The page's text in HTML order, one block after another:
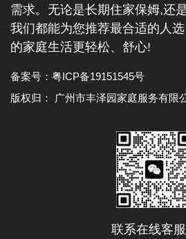
需求。无论是长期住家保姆,还
我们都能为您推荐最合适的人
的家庭生活更轻松、舒心!
备案号： 粤ICP备19151545号
版权归： 广州市丰泽园家庭服务有限
联系在线客服